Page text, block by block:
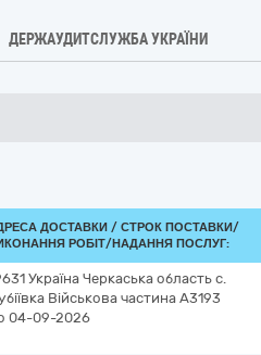
ДЕРЖАУДИТСЛУЖБА УКРАЇНИ
ДОСТАВКИ / СТРОК ПОСТАВКИ/
РОБІТ/НАДАННЯ ПОСЛУГ:
Україна Черкаська область с.
Військова частина А3193
04-09-2026